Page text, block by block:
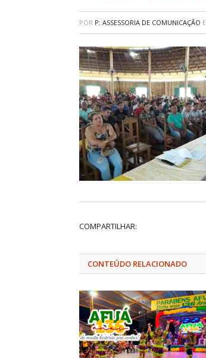
POR P: ASSESSORIA DE COMUNICAÇÃO
COMPARTILHAR:
CONTEÚDO RELACIONADO